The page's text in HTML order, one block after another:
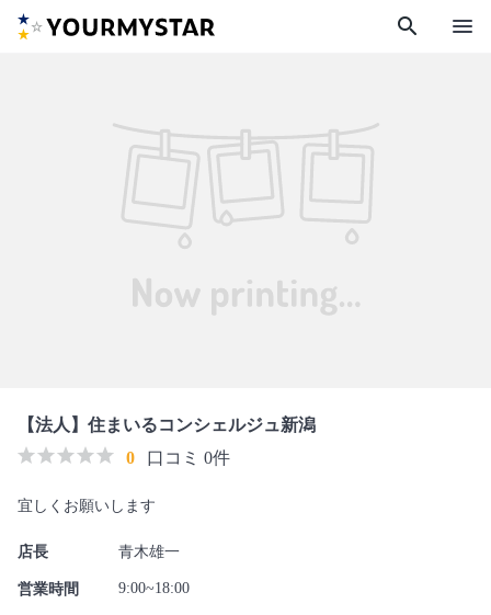
search menu
【法人】住まいるコンシェルジュ新潟
0
口コミ 0件
宜しくお願いします
店長 青木雄一
営業時間 9:00~18:00